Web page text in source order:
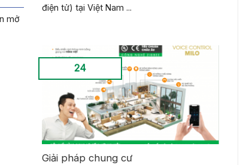
mở
điện tử) tại Việt Nam ...
Giải pháp chung cư
24